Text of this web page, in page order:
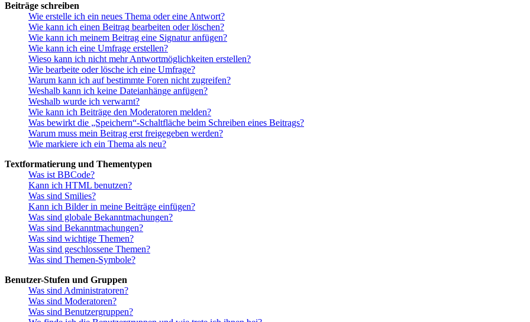
Beiträge schreiben
Wie erstelle ich ein neues Thema oder eine Antwort?
Wie kann ich einen Beitrag bearbeiten oder löschen?
Wie kann ich meinem Beitrag eine Signatur anfügen?
Wie kann ich eine Umfrage erstellen?
Wieso kann ich nicht mehr Antwortmöglichkeiten erstellen?
Wie bearbeite oder lösche ich eine Umfrage?
Warum kann ich auf bestimmte Foren nicht zugreifen?
Weshalb kann ich keine Dateianhänge anfügen?
Weshalb wurde ich verwarnt?
Wie kann ich Beiträge den Moderatoren melden?
Was bewirkt die „Speichern“-Schaltfläche beim Schreiben eines Beitrags?
Warum muss mein Beitrag erst freigegeben werden?
Wie markiere ich ein Thema als neu?
Textformatierung und Thementypen
Was ist BBCode?
Kann ich HTML benutzen?
Was sind Smilies?
Kann ich Bilder in meine Beiträge einfügen?
Was sind globale Bekanntmachungen?
Was sind Bekanntmachungen?
Was sind wichtige Themen?
Was sind geschlossene Themen?
Was sind Themen-Symbole?
Benutzer-Stufen und Gruppen
Was sind Administratoren?
Was sind Moderatoren?
Was sind Benutzergruppen?